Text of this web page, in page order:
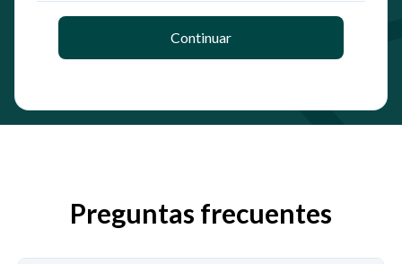
Continuar
Preguntas frecuentes